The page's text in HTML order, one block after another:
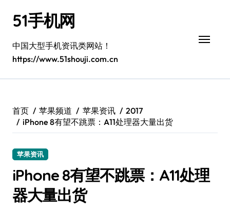
51手机网
中国大型手机资讯类网站！
https://www.51shouji.com.cn
首页 苹果频道 苹果资讯
2017
iPhone 8有望不跳票：A11处理器大量出货
苹果资讯
iPhone 8有望不跳票：A11处理
器大量出货